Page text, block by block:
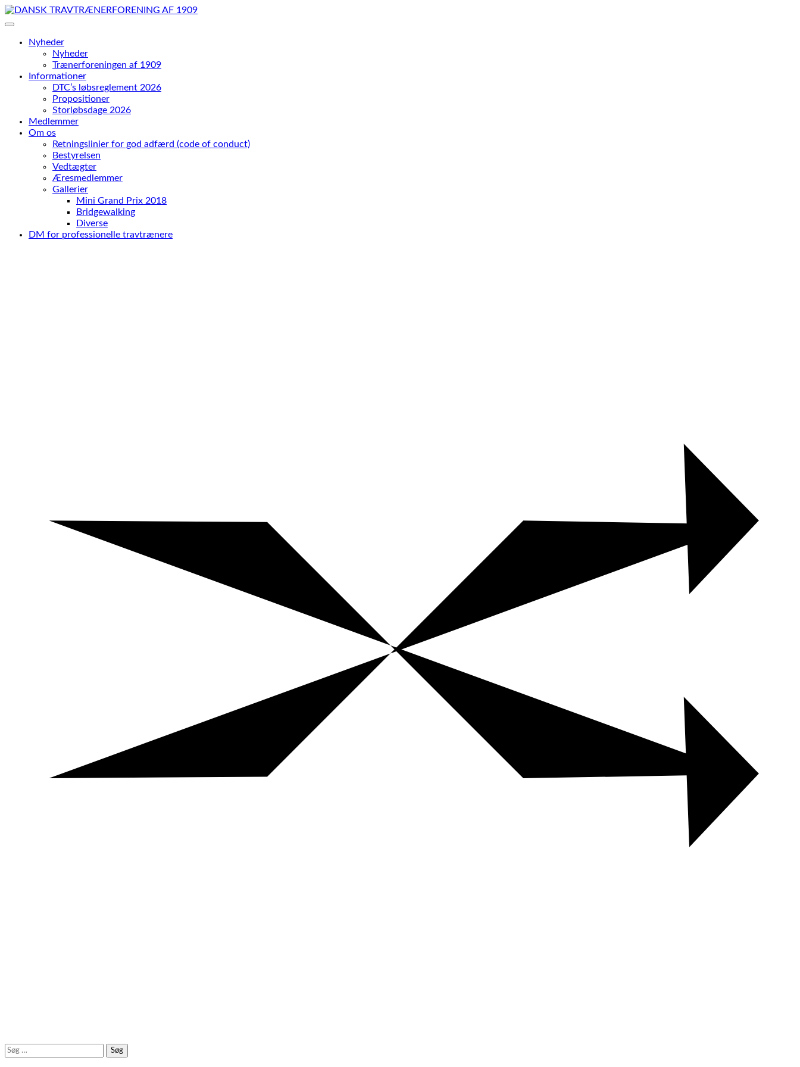
Skip
to
Nyheder
Nyheder
Trænerforeningen af 1909
Informationer
DTC’s løbsreglement 2026
Propositioner
Storløbsdage 2026
Medlemmer
Om os
Retningslinier for god adfærd (code of conduct)
Bestyrelsen
Vedtægter
Æresmedlemmer
Gallerier
Mini Grand Prix 2018
Bridgewalking
Diverse
DM for professionelle travtrænere
Søg
efter: